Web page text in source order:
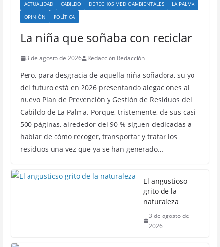
ACTUALIDAD CABILDO DERECHOS MEDIOAMBIENTALES
LA PALMA
OPINIÓN
POLÍTICA
La niña que soñaba con reciclar
3 de agosto de 2026 Redacción Redacción
Pero, para desgracia de aquella niña soñadora, su yo
del futuro está en 2026 presentando alegaciones al
nuevo Plan de Prevención y Gestión de Residuos del
Cabildo de La Palma. Porque, tristemente, de sus casi
500 páginas, alrededor del 90 % siguen dedicadas a
hablar de cómo recoger, transportar y tratar los
residuos una vez que ya se han generado…
El angustioso
grito de la
naturaleza
3 de agosto de
2026